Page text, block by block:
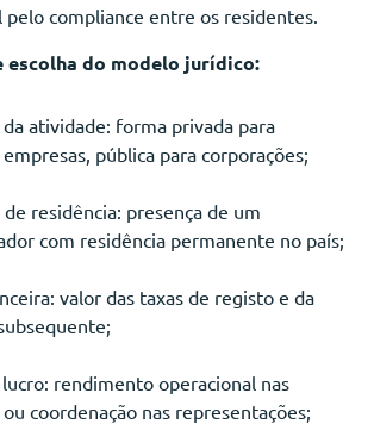
pelo compliance entre os residentes.
escolha do modelo jurídico:
atividade: forma privada para
pública para corporações;
residência: presença de um
com residência permanente no país;
valor das taxas de registo e da
rendimento operacional nas
coordenação nas representações;